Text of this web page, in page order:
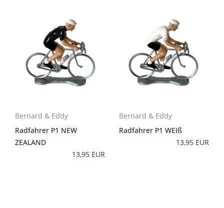
Bernard & Eddy
Radfahrer P1 NEW
ZEALAND
13,95 EUR
Bernard & Eddy
Radfahrer P1 WEIß
13,95 EUR